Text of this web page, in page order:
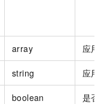
array 应用
string 应用
boolean 是否